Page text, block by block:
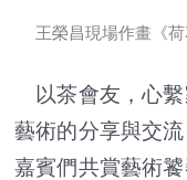
王榮昌現場作畫《荷
以茶會友，心繫
藝術的分享與交
嘉賓們共賞藝術